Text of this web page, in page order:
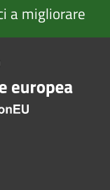
a migliorare